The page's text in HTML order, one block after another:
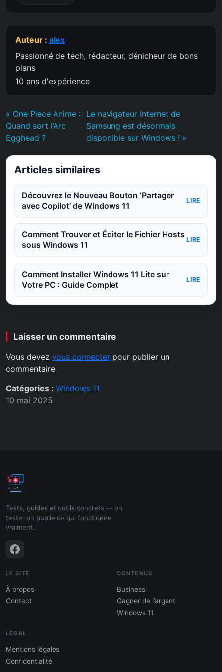
Auteur : alex
Passionné de tech, rédacteur, dénicheur de bons
plans
10 ans d'expérience
« One Piece Anime :
Quand sort l’Arc
Egghead ?
Le navigateur Internet de
Samsung est désormais
disponible sur Windows ! »
Articles similaires
Découvrez le Nouveau Bouton ‘Partager
avec Copilot’ de Windows 11
LIRE
Comment Trouver et Éditer le Fichier Hosts
sous Windows 11
LIRE
Comment Installer Windows 11 Lite sur
Votre PC : Guide Complet
LIRE
Laisser un commentaire
Vous devez vous connecter pour publier un
commentaire.
Catégories : Windows 11
10 mai 2025
Tests, guides et outils concrets — on
teste, on publie ce qui fonctionne
vraiment.
LE SITE
À propos
Contact
CONTENUS
Business
Gagner de l’argent
Windows 11
LÉGAL
Mentions légales
Confidentialité